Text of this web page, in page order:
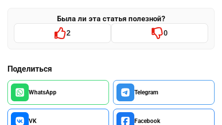
Была ли эта статья полезной?
2 0
Поделиться
WhatsApp Telegram
VK Facebook